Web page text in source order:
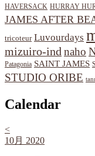
HAVERSACK HURRAY
JAMES AFTER
tricoteur Luvourdays
mizuiro-ind naho
Patagonia SAINT JAMES
STUDIO ORIBE
Calendar
<
10月 2020